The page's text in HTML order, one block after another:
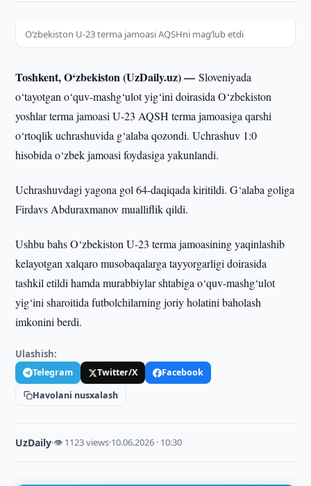
O‘zbekiston U-23 terma jamoasi AQSHni mag‘lub etdi
Toshkent, O‘zbekiston (UzDaily.uz) —Sloveniyada
o‘tayotgan o‘quv-mashg‘ulot yig‘ini doirasida O‘zbekiston
yoshlar terma jamoasi U-23 AQSH terma jamoasiga qarshi
o‘rtoqlik uchrashuvida g‘alaba qozondi. Uchrashuv 1:0
hisobida o‘zbek jamoasi foydasiga yakunlandi.
Uchrashuvdagi yagona gol 64-daqiqada kiritildi. G‘alaba goliga
Firdavs Abduraxmanov mualliflik qildi.
Ushbu bahs O‘zbekiston U-23 terma jamoasining yaqinlashib
kelayotgan xalqaro musobaqalarga tayyorgarligi doirasida
tashkil etildi hamda murabbiylar shtabiga o‘quv-mashg‘ulot
yig‘ini sharoitida futbolchilarning joriy holatini baholash
imkonini berdi.
Ulashish:
Telegram Twitter/X
Facebook
Havolani nusxalash
UzDaily·👁 1123 views·10.06.2026 · 10:30